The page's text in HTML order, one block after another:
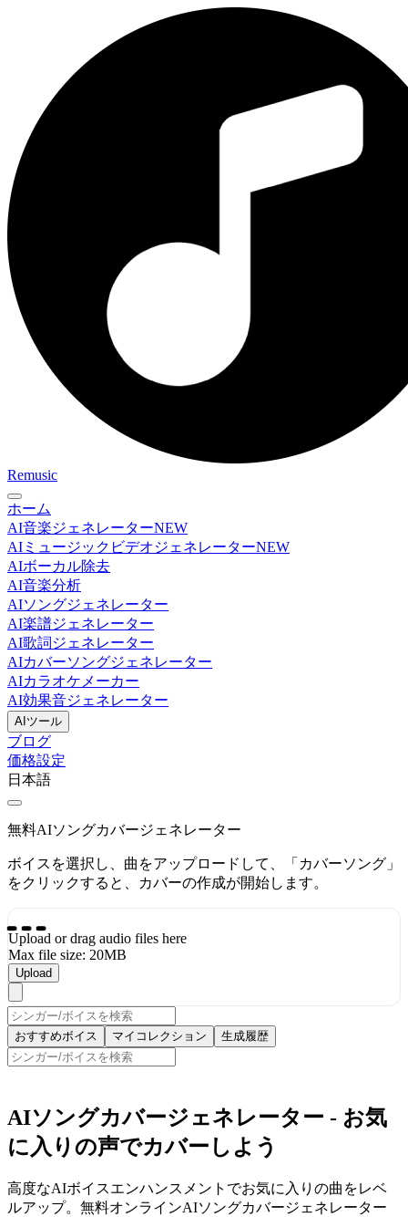
Remusic
ホーム
AI音楽ジェネレーターNEW
AIミュージックビデオジェネレーターNEW
AIボーカル除去
AI音楽分析
AIソングジェネレーター
AI楽譜ジェネレーター
AI歌詞ジェネレーター
AIカバーソングジェネレーター
AIカラオケメーカー
AI効果音ジェネレーター
AIツール
ブログ
価格設定
日本語
無料AIソングカバージェネレーター
ボイスを選択し、曲をアップロードして、「カバーソング」
をクリックすると、カバーの作成が開始します。
Upload or drag audio files here
Max file size: 20MB
Upload
おすすめボイス マイコレクション 生成履歴
AIソングカバージェネレーター - お気
に入りの声でカバーしよう
高度なAIボイスエンハンスメントでお気に入りの曲をレベ
ルアップ。無料オンラインAIソングカバージェネレーター